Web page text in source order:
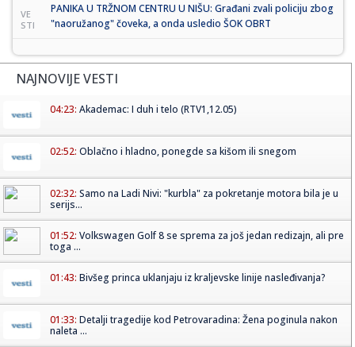
VE
STI
PANIKA U TRŽNOM CENTRU U NIŠU: Građani zvali policiju zbog
"naoružanog" čoveka, a onda usledio ŠOK OBRT
NAJNOVIJE VESTI
04:23: Akademac: I duh i telo (RTV1,12.05)
02:52: Oblačno i hladno, ponegde sa kišom ili snegom
02:32: Samo na Ladi Nivi: "kurbla" za pokretanje motora bila je u
serijs...
01:52: Volkswagen Golf 8 se sprema za još jedan redizajn, ali pre
toga ...
01:43: Bivšeg princa uklanjaju iz kraljevske linije nasleđivanja?
01:33: Detalji tragedije kod Petrovaradina: Žena poginula nakon
naleta ...